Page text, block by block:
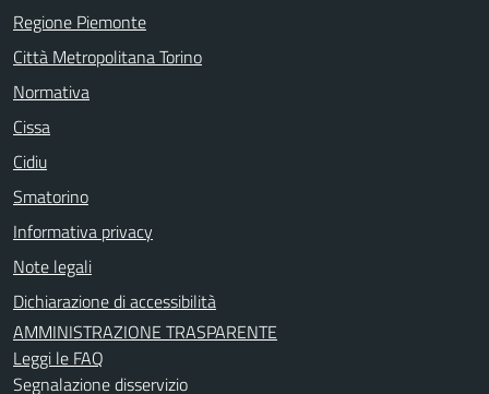
Regione Piemonte
Città Metropolitana Torino
Normativa
Cissa
Cidiu
Smatorino
Informativa privacy
Note legali
Dichiarazione di accessibilità
AMMINISTRAZIONE TRASPARENTE
Leggi le FAQ
Segnalazione disservizio